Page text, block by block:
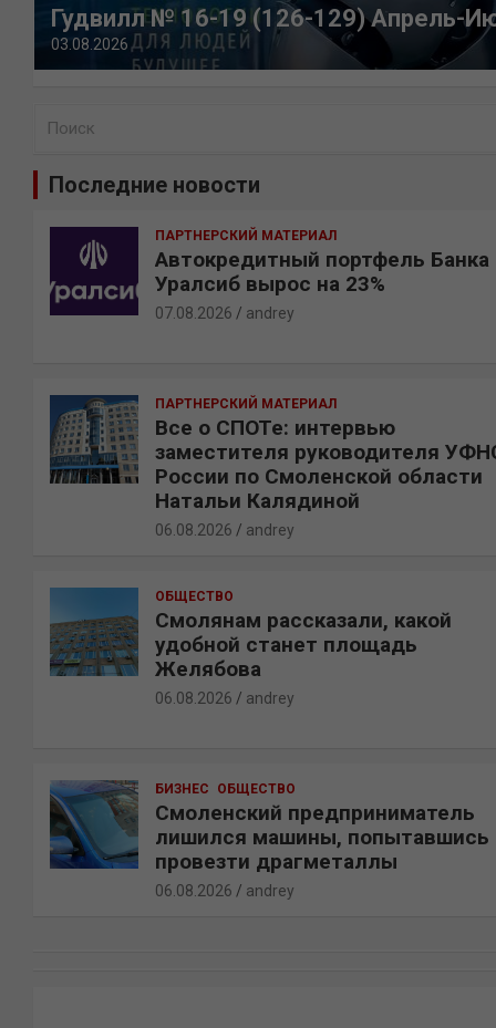
Гудвилл № 16-19 (126-129) Апрель-
03.08.2026
Последние новости
ПАРТНЕРСКИЙ МАТЕРИАЛ
Автокредитный портфель Банка
Уралсиб вырос на 23%
07.08.2026 andrey
ПАРТНЕРСКИЙ МАТЕРИАЛ
Все о СПОТе: интервью
заместителя руководителя
России по Смоленской области
Натальи Калядиной
06.08.2026 andrey
ОБЩЕСТВО
Смолянам рассказали, какой
удобной станет площадь
Желябова
06.08.2026 andrey
БИЗНЕС ОБЩЕСТВО
Смоленский предприниматель
лишился машины, попытавшись
провезти драгметаллы
06.08.2026 andrey